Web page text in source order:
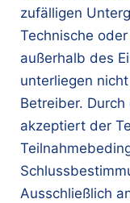
zufälligen
Technische
außerhalb des
unterliegen
Betreiber.
akzeptiert der
Ausschließlich